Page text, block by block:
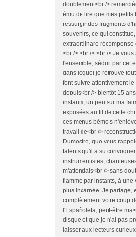
doublement<br />
ému de lire que mes petits
ressurgir des fragments
souvenirs, ce qui
extraordinare récompense
<br /> <br /> <br /> Je
l'ensemble, séduit par cet
dans lequel je retrouve
font suivre attentivement
depuis<br /> bientôt 15
instants, un peu sur ma
exposées au fil de cette
ces menus bémols
travail de<br />
Dumestre, que vous
talents qu'il a su
instrumentistes,
m'attendais<br /> sans
flamme par instants, à une
plus incarnée. Je partage,
complètement votre coup
l'Españoleta, peut-être
disque et que je n'ai pas
laisser aux lecteurs